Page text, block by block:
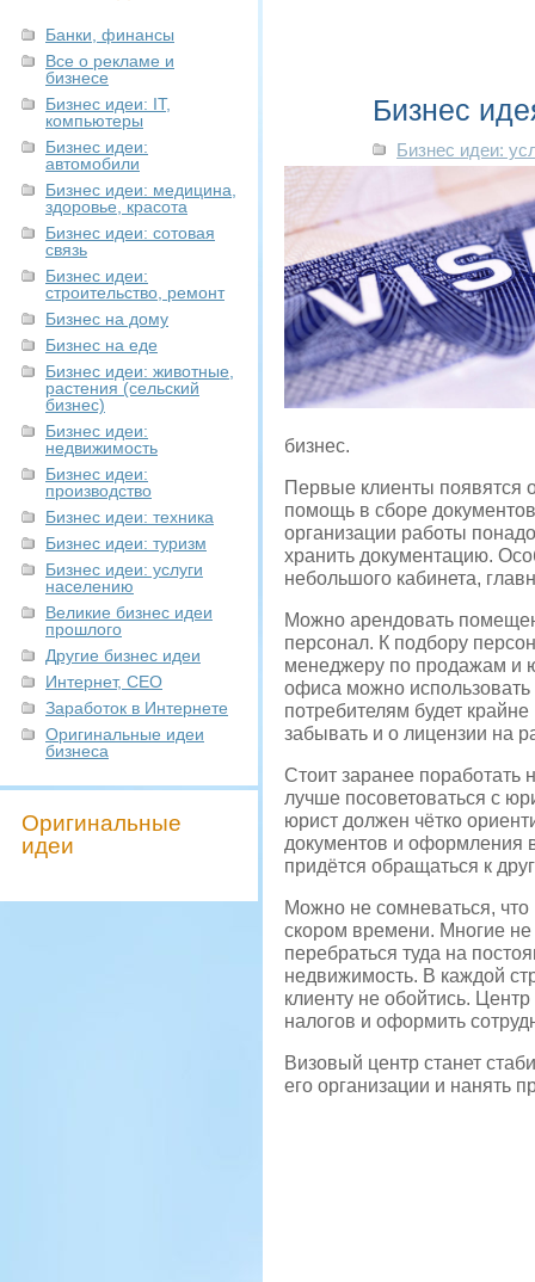
Банки, финансы
Все о рекламе и
бизнесе
Бизнес идеи: IT,
компьютеры
Бизнес идеи:
автомобили
Бизнес идеи: медицина,
здоровье, красота
Бизнес идеи: сотовая
связь
Бизнес идеи:
строительство, ремонт
Бизнес на дому
Бизнес на еде
Бизнес идеи: животные,
растения (сельский
бизнес)
Бизнес идеи:
недвижимость
Бизнес идеи:
производство
Бизнес идеи: техника
Бизнес идеи: туризм
Бизнес идеи: услуги
населению
Великие бизнес идеи
прошлого
Другие бизнес идеи
Интернет, СЕО
Заработок в Интернете
Оригинальные идеи
бизнеса
Оригинальные
идеи
Бизнес
Бизнес идеи:
бизнес.
Первые клиенты появятся
помощь в сборе
организации работы
хранить документацию.
небольшого кабинета,
Можно арендовать
персонал. К подбору
менеджеру по продажам и
офиса можно
потребителям будет
забывать и о лицензии на
Стоит заранее поработать
лучше посоветоваться с
юрист должен чётко
документов и оформления
придётся обращаться к
Можно не сомневаться,
скором времени. Многие не
перебраться туда на
недвижимость. В каждой
клиенту не обойтись.
налогов и оформить
Визовый центр станет
его организации и нанять